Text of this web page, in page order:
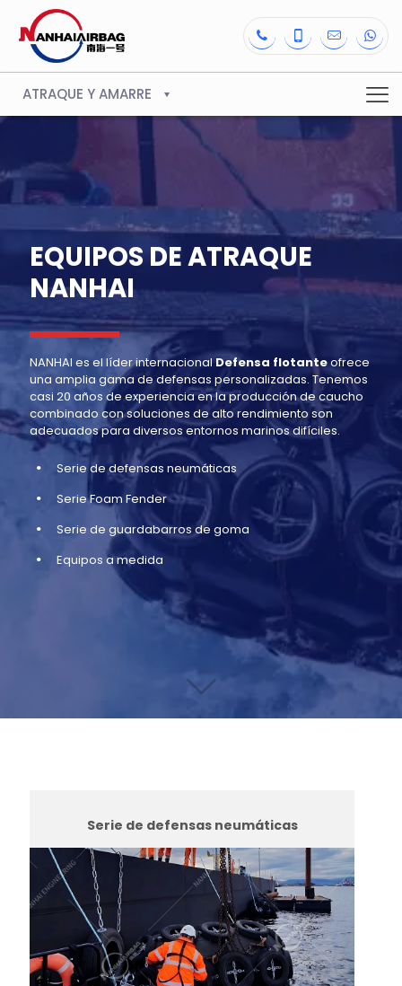
ATRAQUE Y AMARRE
EQUIPOS DE ATRAQUE
NANHAI
NANHAI es el líder internacionalDefensa flotanteofrece
una amplia gama de defensas personalizadas. Tenemos
casi 20 años de experiencia en la producción de caucho
combinado con soluciones de alto rendimiento son
adecuados para diversos entornos marinos difíciles.
Serie de defensas neumáticas
Serie Foam Fender
Serie de guardabarros de goma
Equipos a medida
Serie de defensas neumáticas